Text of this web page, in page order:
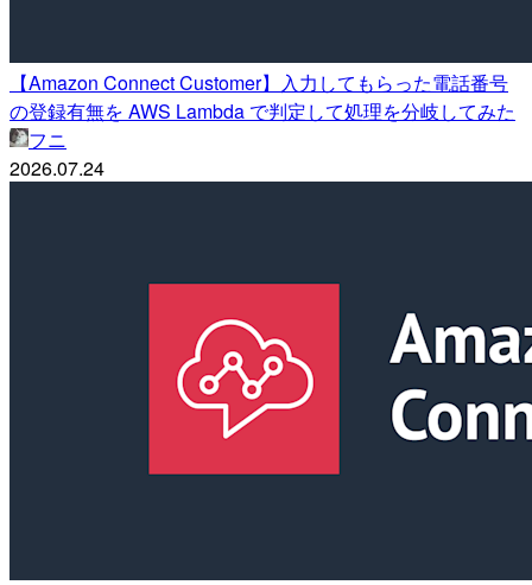
【Amazon Connect Customer】入力してもらった電話番号
の登録有無を AWS Lambda で判定して処理を分岐してみた
フニ
2026.07.24